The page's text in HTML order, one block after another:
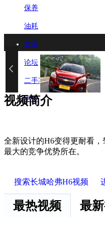
保养
油耗
文章
论坛
二手车
更多
视频简介
全新设计的H6变得更耐看
最大的竞争优势所在。
搜索长城哈弗H6视频
最热视频 最